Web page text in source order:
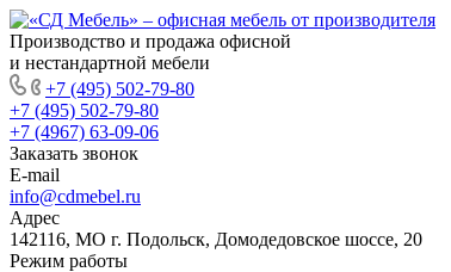
Производство и продажа офисной
и нестандартной мебели
+7 (495) 502-79-80
+7 (495) 502-79-80
+7 (4967) 63-09-06
Заказать звонок
E-mail
info@cdmebel.ru
Адрес
142116, МО г. Подольск, Домодедовское шоссе, 20
Режим работы